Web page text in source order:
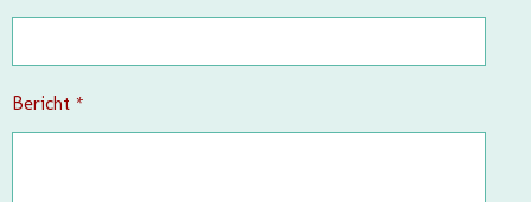
Bericht *